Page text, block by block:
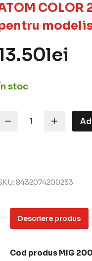
lei
stoc
ATOM
modelism,
8432074200253
Descriere produs
Cod produs MIG